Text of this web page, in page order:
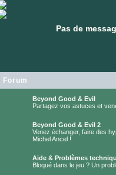
Pas de
Pas de
Forum
non
lu
Beyond Good & Evil
Partagez vos astuces et
Aucun
non
lu
Beyond Good & Evil 2
Venez échanger, faire des
Michel Ancel !
Aide & Problèmes
Bloqué dans le jeu ? Un